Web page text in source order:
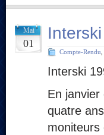
Mai
01
Compte-Rendu
Interski
En janvier
quatre
moniteurs